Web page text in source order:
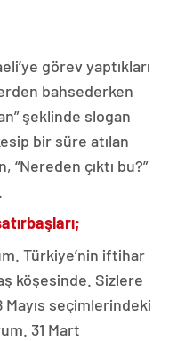
görev yaptıkları
bahsederken
şeklinde slogan
bir süre atılan
çıktı bu?”
Türkiye’nin iftihar
köşesinde. Sizlere
Mayıs seçimlerindeki
31 Mart